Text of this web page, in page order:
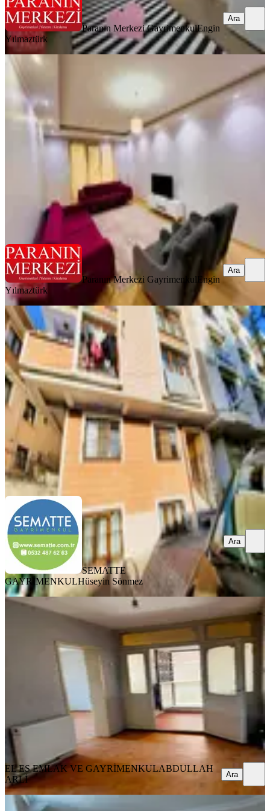
Paranın Merkezi GayrimenkulEngin
Yılmaztürk
Ara
EŞYALI
Para'dn 3+1 Geniş Ayrı Mutfak
Eyüpsultan, Güzeltepe Mahallesi
3+1·130 m² · 2. Kat·02.08.2026
60.000 ₺
Paranın Merkezi GayrimenkulEngin Yılmaztürk
Paranın Merkezi Gayrimenkul Engin
Yılmaztürk
Ara
MANZARALI
Kiralık Daire Eyüpsultan
Güzeltepe'de 2+1 80 M²
Eyüpsultan, Güzeltepe Mahallesi
2+1·80 m²· Yüksek giriş 02.08.2026
34.500 ₺
SEMATTE GAYRİMENKUL Hüseyin Sönmez
Ara
SEMATTE
GAYRİMENKULHüseyin Sönmez
Ara
BALKONLU
Eyüpsultan Güzeltepe'de Kiralık 2+1
Bahçe Katı
Eyüpsultan, Güzeltepe Mahallesi
· Bahçe katı·
EL ES EMLAK VE GAYRİMENKUL ABDULLAH ARLİ
Ara
EL ES EMLAK VE GAYRİMENKULABDULLAH
ARLİ
Ara
BALKONLU